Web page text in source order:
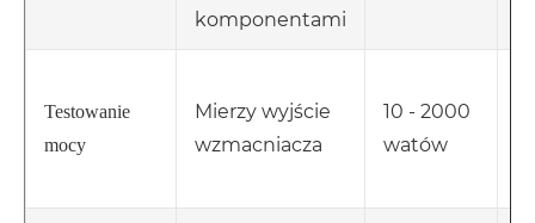
komponentami
Testowanie
mocy
Mierzy wyjście
wzmacniacza
10 - 2000
watów